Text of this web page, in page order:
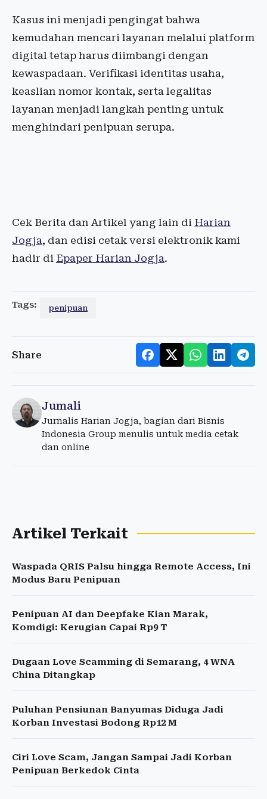
Kasus ini menjadi pengingat bahwa
kemudahan mencari layanan melalui platform
digital tetap harus diimbangi dengan
kewaspadaan. Verifikasi identitas usaha,
keaslian nomor kontak, serta legalitas
layanan menjadi langkah penting untuk
menghindari penipuan serupa.
Cek Berita dan Artikel yang lain di Harian
Jogja, dan edisi cetak versi elektronik kami
hadir di Epaper Harian Jogja.
Tags: penipuan
Share
Jumali
Jurnalis Harian Jogja, bagian dari Bisnis
Indonesia Group menulis untuk media cetak
dan online
Artikel Terkait
Waspada QRIS Palsu hingga Remote Access, Ini
Modus Baru Penipuan
Penipuan AI dan Deepfake Kian Marak,
Komdigi: Kerugian Capai Rp9 T
Dugaan Love Scamming di Semarang, 4 WNA
China Ditangkap
Puluhan Pensiunan Banyumas Diduga Jadi
Korban Investasi Bodong Rp12 M
Ciri Love Scam, Jangan Sampai Jadi Korban
Penipuan Berkedok Cinta